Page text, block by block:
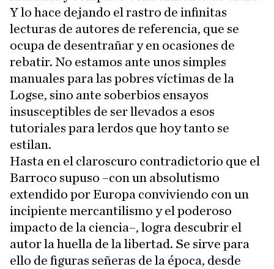
Y lo hace dejando el rastro de infinitas
lecturas de autores de referencia, que se
ocupa de desentrañar y en ocasiones de
rebatir. No estamos ante unos simples
manuales para las pobres víctimas de la
Logse, sino ante soberbios ensayos
insusceptibles de ser llevados a esos
tutoriales para lerdos que hoy tanto se
estilan.
Hasta en el claroscuro contradictorio que el
Barroco supuso –con un absolutismo
extendido por Europa conviviendo con un
incipiente mercantilismo y el poderoso
impacto de la ciencia–, logra descubrir el
autor la huella de la libertad. Se sirve para
ello de figuras señeras de la época, desde